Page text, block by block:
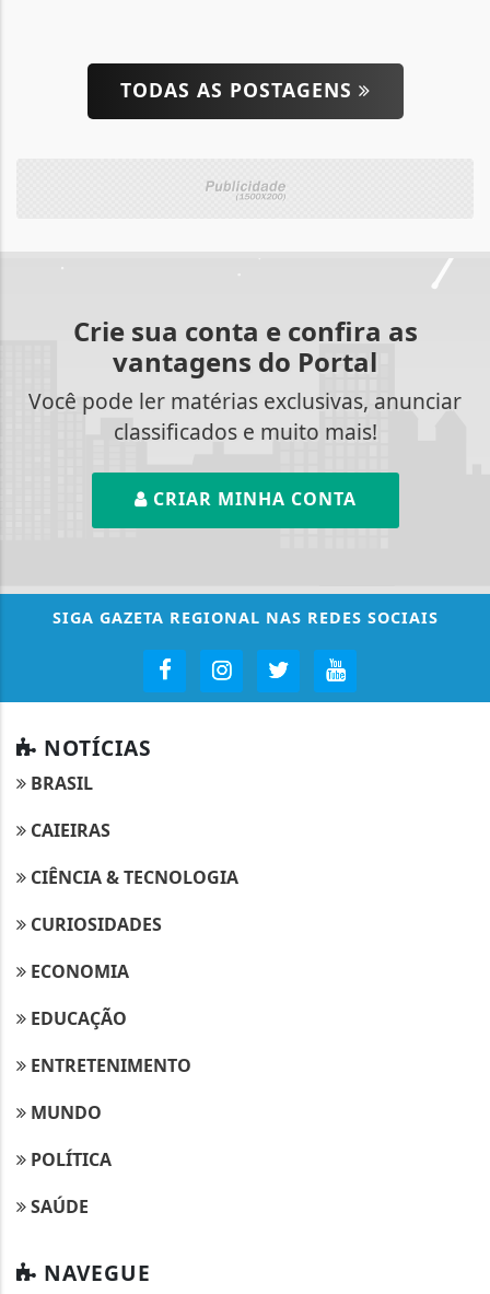
TODAS AS POSTAGENS
Crie sua conta e confira as
vantagens do Portal
Você pode ler matérias exclusivas, anunciar
classificados e muito mais!
CRIAR MINHA CONTA
SIGA GAZETA REGIONAL NAS REDES SOCIAIS
NOTÍCIAS
BRASIL
CAIEIRAS
CIÊNCIA & TECNOLOGIA
CURIOSIDADES
ECONOMIA
EDUCAÇÃO
ENTRETENIMENTO
MUNDO
POLÍTICA
SAÚDE
NAVEGUE